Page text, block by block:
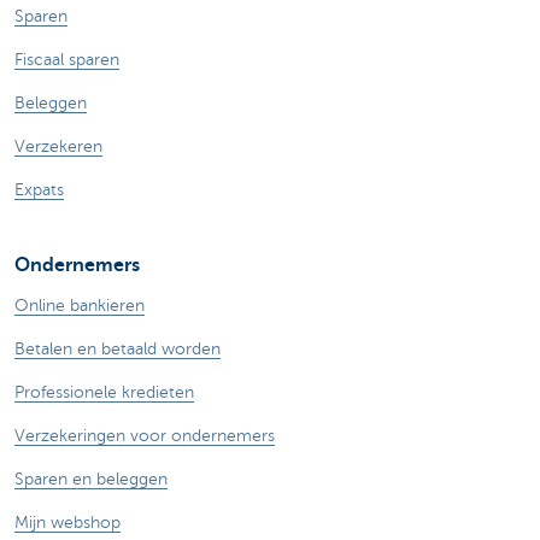
Sparen
Fiscaal sparen
Beleggen
Verzekeren
Expats
Ondernemers
Online bankieren
Betalen en betaald worden
Professionele kredieten
Verzekeringen voor ondernemers
Sparen en beleggen
Mijn webshop